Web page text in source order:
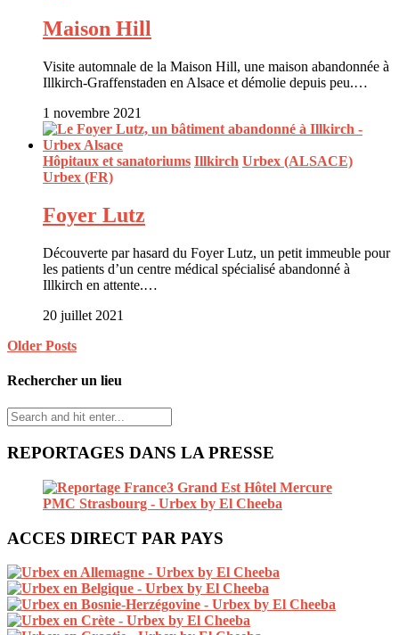
Maison Hill
Visite automnale de la Maison Hill, une maison abandonnée à
Illkirch-Graffenstaden en Alsace et démolie depuis peu.…
1 novembre 2021
Hôpitaux et sanatoriums Illkirch Urbex (ALSACE)
Urbex (FR)
Foyer Lutz
Découverte par hasard du Foyer Lutz, un petit immeuble pour
les patients d’un centre médical spécialisé abandonné à
Illkirch en attente.…
20 juillet 2021
Older Posts
Rechercher un lieu
REPORTAGES DANS LA PRESSE
ACCES DIRECT PAR PAYS